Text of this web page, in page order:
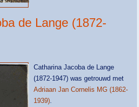
de Lange (1872-
Catharina Jacoba de Lange
(1872-1947) was getrouwd met
Adriaan Jan Cornelis MG (1862-
1939).